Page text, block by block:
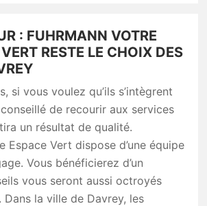
: FUHRMANN VOTRE
RESTE LE CHOIX DES
si vous voulez qu’ils s’intègrent
de recourir aux services
un résultat de qualité.
Espace Vert dispose d’une équipe
Vous bénéficierez d’un
vous seront aussi octroyés
la ville de Davrey, les